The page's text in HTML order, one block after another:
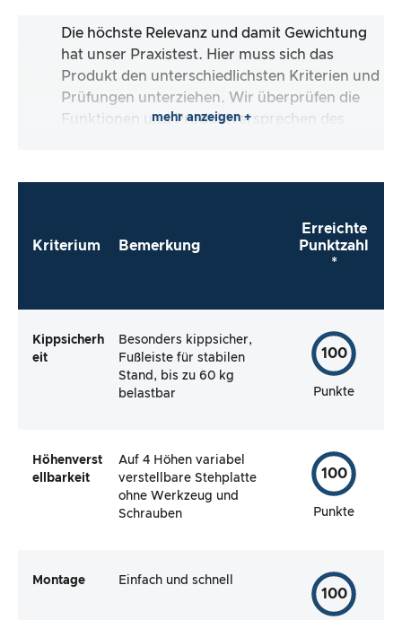
Die höchste Relevanz und damit Gewichtung
hat unser Praxistest. Hier muss sich das
Produkt den unterschiedlichsten Kriterien und
Prüfungen unterziehen. Wir überprüfen die
Funktionen und Produktversprechen des
mehr anzeigen +
Kriterium Bemerkung
Erreichte
Punktzahl
*
Kippsicherh
eit
Besonders kippsicher,
Fußleiste für stabilen
Stand, bis zu 60 kg
belastbar
100
Punkte
Höhenverst
ellbarkeit
Auf 4 Höhen variabel
verstellbare Stehplatte
ohne Werkzeug und
Schrauben
100
Punkte
Montage Einfach und schnell
100